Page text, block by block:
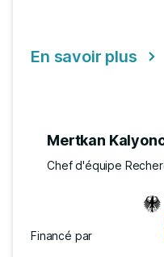
En savoir plus
Mertkan
Chef d'équipe
Financé par